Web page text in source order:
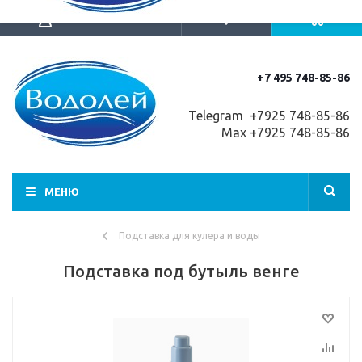
+7 495 748-85-86
Telegram +7925 748-85-86
Max +7925 748-85-86
МЕНЮ
Подставка для кулера и воды
Подставка под бутыль венге